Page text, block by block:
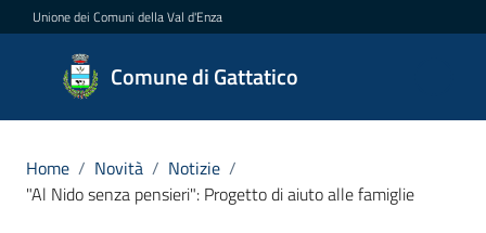
Vai al contenuto
Vai alla navigazione
Vai al footer
Unione dei Comuni della Val d'Enza
Comune di Gattatico
Comune
di
Home / Novità / Notizie /
"Al Nido senza pensieri": Progetto di aiuto alle famiglie